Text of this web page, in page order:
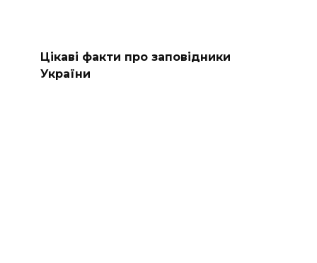
Цікаві факти про заповідники
України